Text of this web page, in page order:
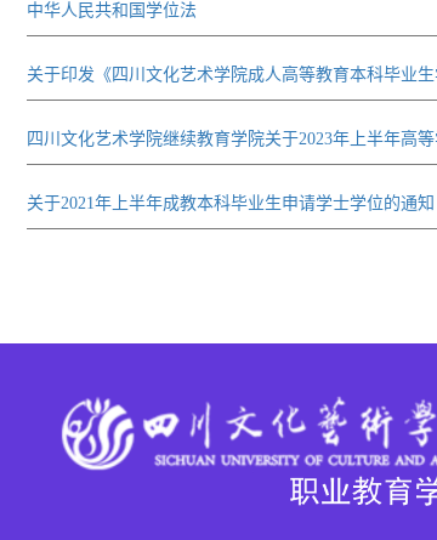
中华人民共和国学位法
关于印发《四川文化艺术学院成人高等教育本科毕业
四川文化艺术学院继续教育学院关于2023年上半年高
关于2021年上半年成教本科毕业生申请学士学位的通知